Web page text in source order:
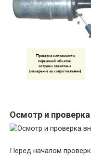
Осмотр и
Перед началом